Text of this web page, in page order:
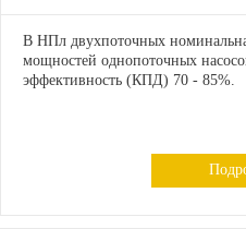
В НПл двухпоточных
мощностей однопоточных
эффективность (КПД) 70 - 85%.